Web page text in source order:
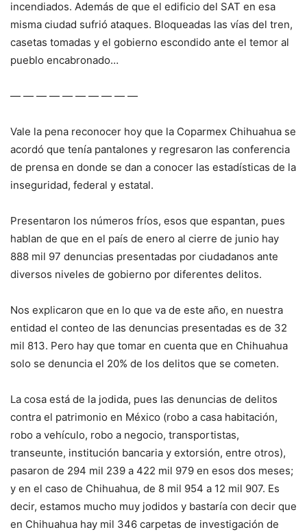
incendiados. Además de que el edificio del SAT en esa
misma ciudad sufrió ataques. Bloqueadas las vías del tren,
casetas tomadas y el gobierno escondido ante el temor al
pueblo encabronado…
— — — — — — — — — —
Vale la pena reconocer hoy que la Coparmex Chihuahua se
acordó que tenía pantalones y regresaron las conferencia
de prensa en donde se dan a conocer las estadísticas de la
inseguridad, federal y estatal.
Presentaron los números fríos, esos que espantan, pues
hablan de que en el país de enero al cierre de junio hay
888 mil 97 denuncias presentadas por ciudadanos ante
diversos niveles de gobierno por diferentes delitos.
Nos explicaron que en lo que va de este año, en nuestra
entidad el conteo de las denuncias presentadas es de 32
mil 813. Pero hay que tomar en cuenta que en Chihuahua
solo se denuncia el 20% de los delitos que se cometen.
La cosa está de la jodida, pues las denuncias de delitos
contra el patrimonio en México (robo a casa habitación,
robo a vehículo, robo a negocio, transportistas,
transeunte, institución bancaria y extorsión, entre otros),
pasaron de 294 mil 239 a 422 mil 979 en esos dos meses;
y en el caso de Chihuahua, de 8 mil 954 a 12 mil 907. Es
decir, estamos mucho muy jodidos y bastaría con decir que
en Chihuahua hay mil 346 carpetas de investigación de